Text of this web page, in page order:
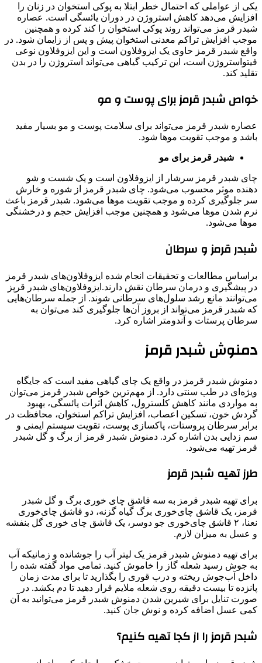
یکی از عواملی که احتمال خطر ابتلا به پوکی استخوان در زنان را
افزایش می‌دهد کاهش استروژن در دوران یائسگی است. عصاره
شبدر قرمز می‌تواند روند پوکی استخوان را کند کرده و همچنین
موجب افزایش تراکم معدنی استخوان پیش و پس از زایمان شود. در
واقع شبدر قرمز حاوی یک ایزوفلاون است و این ایزوفلاون نوعی
فیتواستروژن است، این ترکیب گیاهی می‌تواند استروژن را در بدن
تقلید کند.
خواص شبدر قرمز برای پوست و مو
عصاره شبدر قرمز می‌تواند برای سلامت پوست و مو بسیار مفید
باشد و موجب تقویت موها شود.
شبدر قرمز برای مو
چای شبدر قرمز سرشار از ایزوفلاون است و یک شست و شو
دهنده موثر محسوب می‌شود. چای شبدر قرمز از شوره و خارش
سر جلوگیری کرده و موجب تقویت موها می‌شود. شبدر قرمز باعث
نرم شدن موها می‌شود و همچنین موجب افزایش حجم و درخشنگی
موها می‌شود.
شبدر قرمز و سرطان
براساس مطالعات و تحقیقات انجام شده ایزوفلاون‌های شبدر قرمز
در پیشگیری و درمان سرطان نقش دارند.ایزوفلاون‌های شبدر قرپز
می‌توانند مانع رشد سلول‌های سرطانی شوند. از جمله سرطان‌هایی
که شبدر قرمز می‌تواند از ‌بروز آن‌ها جلوگیری کند می‌توان به
سرطان پرستات و آندومتر اشاره کرد.
دمنوش شبدر قرمز
دمنوش شبدر قرمز در واقع یک چای گیاهی مفید است که جایگاه
ویژه‌ای در طب سنتی دارد. از مهم‌ترین خواص شبدر قرمز می‌توان
به مواردی مانند کاهش کلسترول، کاهش اثرات یائسگی، بهبود
گردش خون، تسکین اعصاب، افزایش تراکم استخوان، محافظت در
برابر سرطان پروستات، پاکسازی پوست، تقویت سیستم ایمنی و
سم زدایی بدن اشاره کرد. دمنوش شبدر قرمز از برگ‌ و گل شبدر
قرمز تهیه می‌شود.
طرز تهیه شبدر قرمز
برای تهیه شبدر قرمز به سه قاشق چای خوری برگ و گل شبدر
قرمز، یک قاشق چای‌خوری برگ گیاه گزنه، دو قاشق چای‌خوری
نعنا، ۲ قاشق چای‌خوری جو دوسر، یک قاشق چای خوری گل بنفشه
و عسل به میزان لازم.
برای تهیه دمنوش شبدر قرمز یک لیتر آب را جوشانده و زمانیکه آب
به جوش رسید شعله گاز را خاموش کنید. تمامی مواد گفته شده را
داخل آب‌جوش ریخته و درب قوری را بگذارید تا برای مدت زمان
پانزده تا بیست دقیقه روی شعله ملایم قرار دهید تا دم بکشد. در
صورت تنایل برای شیرین شدن دمنوش شبدر قرمز می‌توانید به آن
کمی عسل اضافه کرده و نوش جان کنید.
شبدر قرمز را از کجا تهیه کنیم؟